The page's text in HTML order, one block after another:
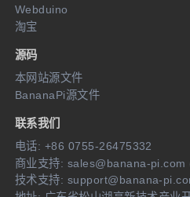
Webduino
淘宝
源码
本网站源文件
BananaPi源文件
联系我们
电话: +86 0755-26475332
商业支持: sales@banana-pi.com
技术支持: support@banana-